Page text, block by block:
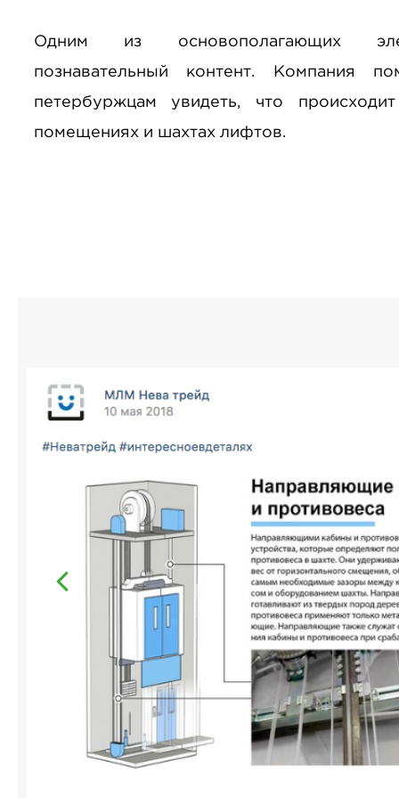
Одним из основополагающих
познавательный контент. Компания
петербуржцам увидеть, что
помещениях и шахтах лифтов.